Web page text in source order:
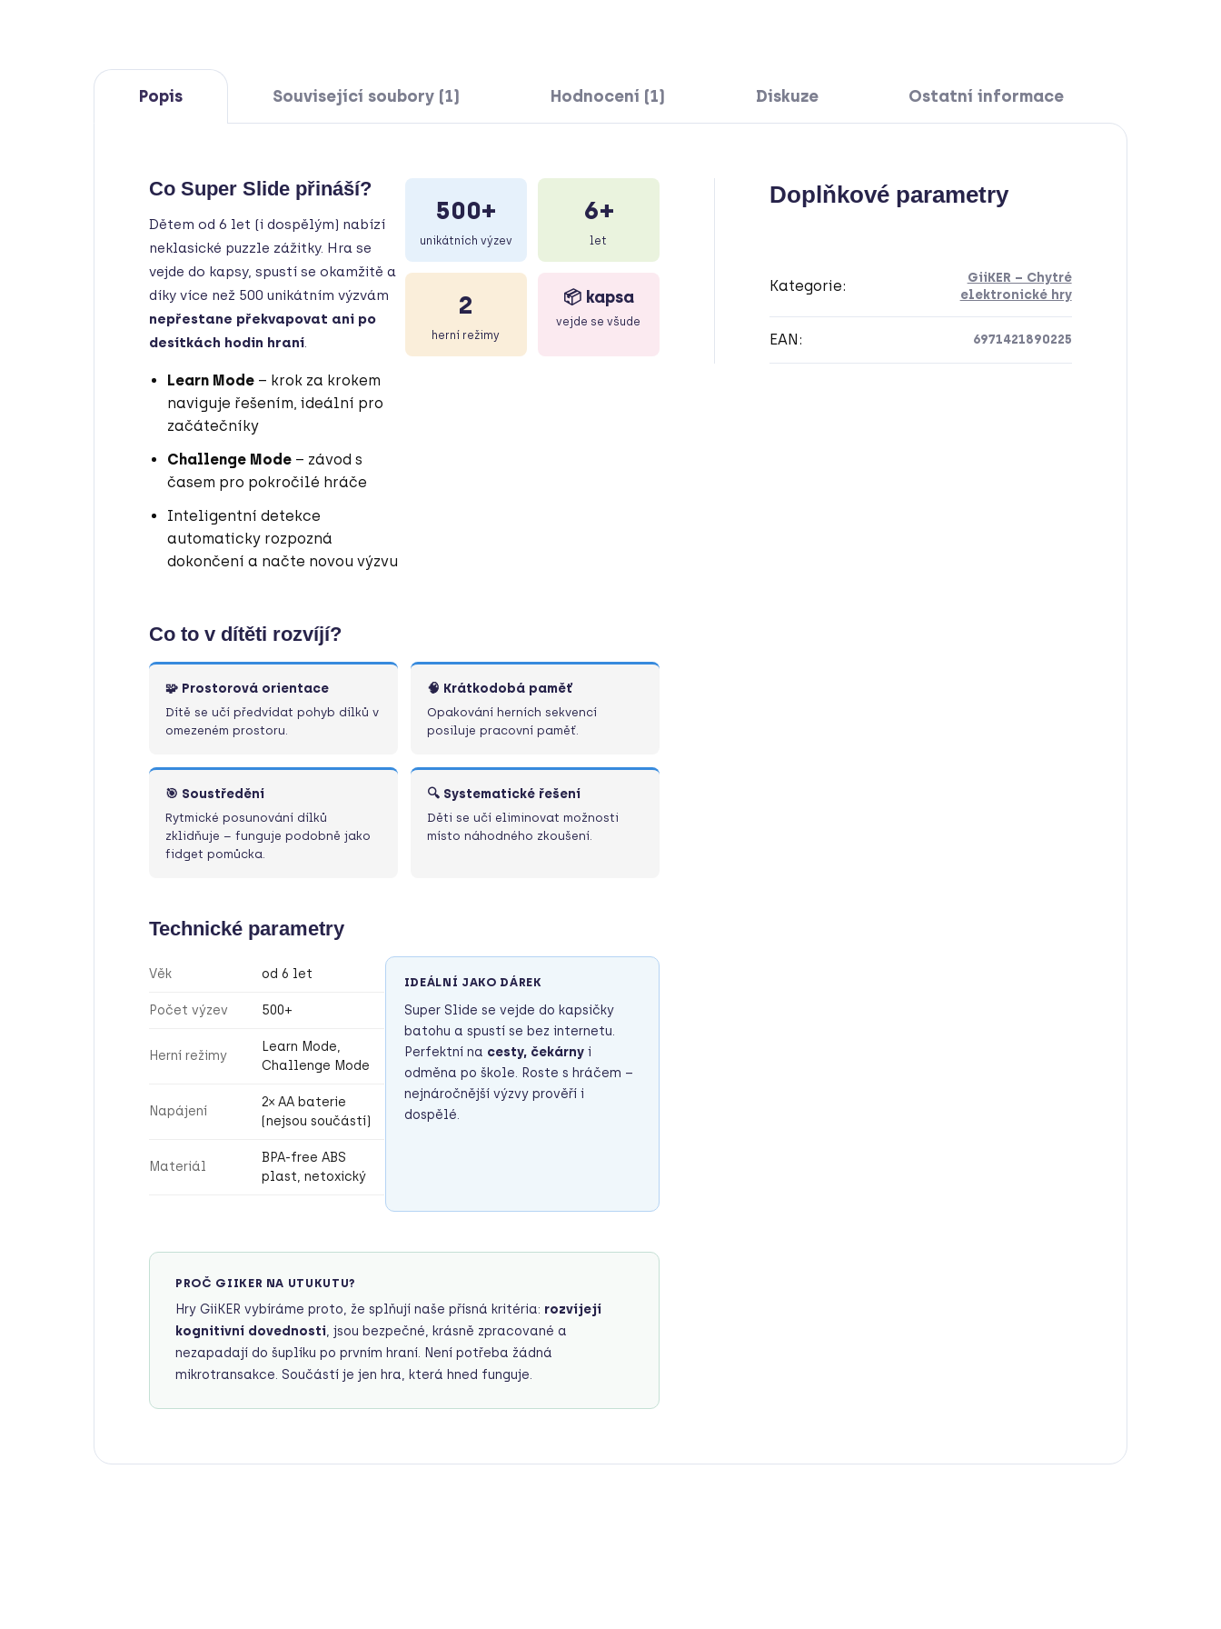
Popis Související soubory (1) Hodnocení (1) Diskuze Ostatní informace
Co Super Slide přináší?
Dětem od 6 let (i dospělým) nabízí
neklasické puzzle zážitky. Hra se
vejde do kapsy, spustí se okamžitě a
díky více než 500 unikátním výzvám
nepřestane překvapovat ani po
desítkách hodin hraní.
Learn Mode – krok za krokem
naviguje řešením, ideální pro
začátečníky
Challenge Mode – závod s
časem pro pokročilé hráče
Inteligentní detekce
automaticky rozpozná
dokončení a načte novou výzvu
500+
unikátních výzev
6+
let
2
herní režimy
📦 kapsa
vejde se všude
Co to v dítěti rozvíjí?
🧩 Prostorová orientace
Dítě se učí předvídat pohyb dílků v
omezeném prostoru.
🧠 Krátkodobá paměť
Opakování herních sekvencí
posiluje pracovní paměť.
🎯 Soustředění
Rytmické posunování dílků
zklidňuje – funguje podobně jako
fidget pomůcka.
🔍 Systematické řešení
Děti se učí eliminovat možnosti
místo náhodného zkoušení.
Technické parametry
Věk od 6 let
Počet výzev 500+
Herní režimy
Learn Mode,
Challenge Mode
Napájení
2× AA baterie
(nejsou součástí)
Materiál
BPA-free ABS
plast, netoxický
IDEÁLNÍ JAKO DÁREK
Super Slide se vejde do kapsičky
batohu a spustí se bez internetu.
Perfektní na cesty, čekárnyi
odměna po škole. Roste s hráčem –
nejnáročnější výzvy prověří i
dospělé.
PROČ GIIKER NA UTUKUTU?
Hry GiiKER vybíráme proto, že splňují naše přísná kritéria: rozvíjejí
kognitivní dovednosti, jsou bezpečné, krásně zpracované a
nezapadají do šuplíku po prvním hraní. Není potřeba žádná
mikrotransakce. Součástí je jen hra, která hned funguje.
Doplňkové parametry
Kategorie:
GiiKER – Chytré
elektronické hry
EAN: 6971421890225